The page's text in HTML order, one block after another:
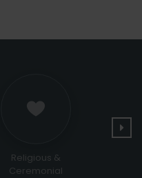
Sports and Leisure